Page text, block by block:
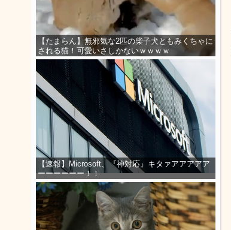
【たまらん】無邪気な2匹の柴子犬ともみくちゃに
される猫！可愛いさしかないｗｗｗｗ
【速報】Microsoft、『神対応』キタァアアアアア
ーーーーーー！！